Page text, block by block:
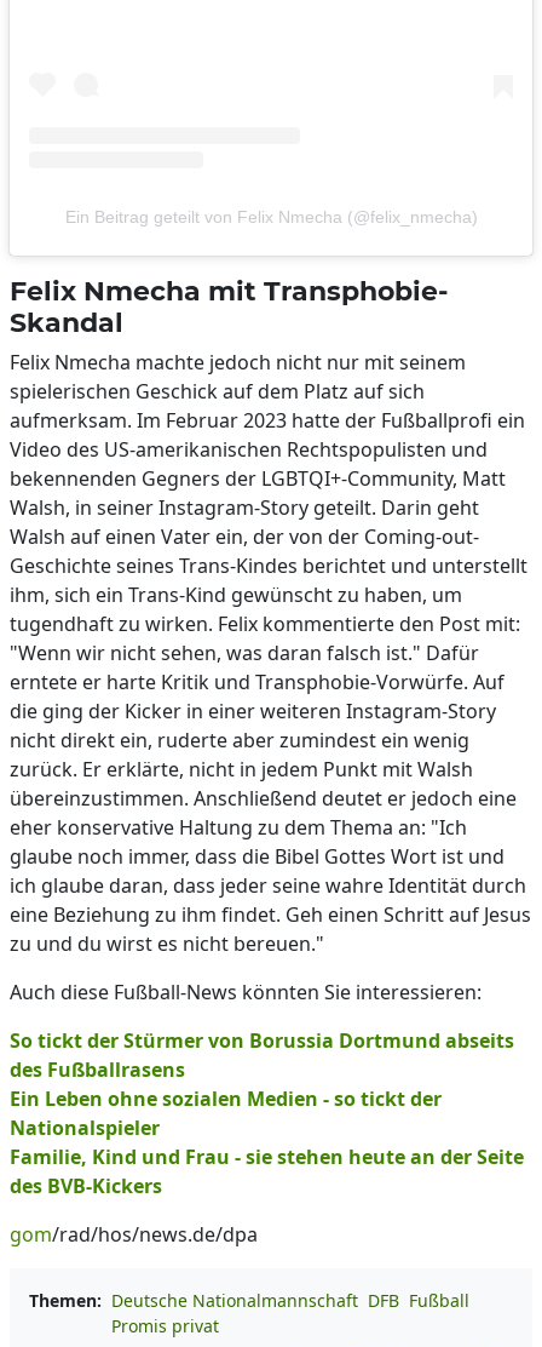
Ein Beitrag geteilt von Felix Nmecha (@felix_nmecha)
Felix Nmecha mit Transphobie-
Skandal
Felix Nmecha machte jedoch nicht nur mit seinem
spielerischen Geschick auf dem Platz auf sich
aufmerksam. Im Februar 2023 hatte der Fußballprofi ein
Video des US-amerikanischen Rechtspopulisten und
bekennenden Gegners der LGBTQI+-Community, Matt
Walsh, in seiner Instagram-Story geteilt. Darin geht
Walsh auf einen Vater ein, der von der Coming-out-
Geschichte seines Trans-Kindes berichtet und unterstellt
ihm, sich ein Trans-Kind gewünscht zu haben, um
tugendhaft zu wirken. Felix kommentierte den Post mit:
"Wenn wir nicht sehen, was daran falsch ist." Dafür
erntete er harte Kritik und Transphobie-Vorwürfe. Auf
die ging der Kicker in einer weiteren Instagram-Story
nicht direkt ein, ruderte aber zumindest ein wenig
zurück. Er erklärte, nicht in jedem Punkt mit Walsh
übereinzustimmen. Anschließend deutet er jedoch eine
eher konservative Haltung zu dem Thema an: "Ich
glaube noch immer, dass die Bibel Gottes Wort ist und
ich glaube daran, dass jeder seine wahre Identität durch
eine Beziehung zu ihm findet. Geh einen Schritt auf Jesus
zu und du wirst es nicht bereuen."
Auch diese Fußball-News könnten Sie interessieren:
So tickt der Stürmer von Borussia Dortmund abseits
des Fußballrasens
Ein Leben ohne sozialen Medien - so tickt der
Nationalspieler
Familie, Kind und Frau - sie stehen heute an der Seite
des BVB-Kickers
gom/rad/hos/news.de/dpa
Themen: Deutsche Nationalmannschaft DFB Fußball
Promis privat